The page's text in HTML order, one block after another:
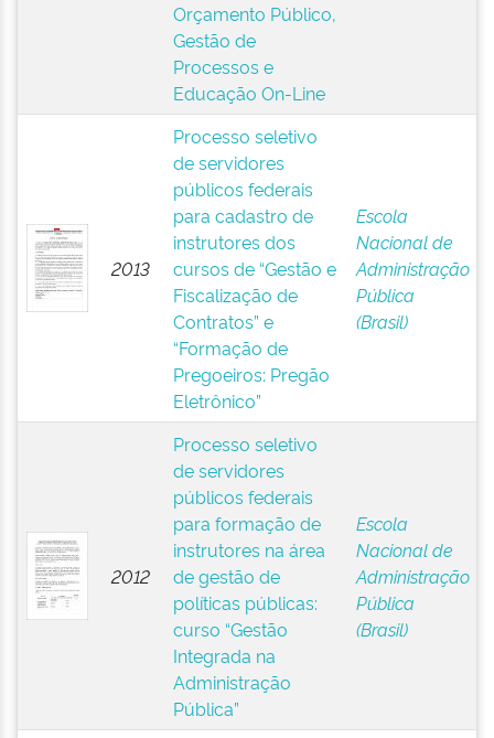
Orçamento Público,
Gestão de
Processos e
Educação On-Line
2013
Processo seletivo
de servidores
públicos federais
para cadastro de
instrutores dos
cursos de “Gestão e
Fiscalização de
Contratos” e
“Formação de
Pregoeiros: Pregão
Eletrônico”
Escola
Nacional de
Administração
Pública
(Brasil)
2012
Processo seletivo
de servidores
públicos federais
para formação de
instrutores na área
de gestão de
políticas públicas:
curso “Gestão
Integrada na
Administração
Pública”
Escola
Nacional de
Administração
Pública
(Brasil)